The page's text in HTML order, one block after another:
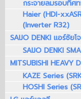
กระจายลมรอบทิศ
Haier (HDI-
(Inverter R32)
SAIJO DENKI แอร์ซัยโ
SAIJO DENKI
MITSUBISHI
KAZE Series
HOSHI Series